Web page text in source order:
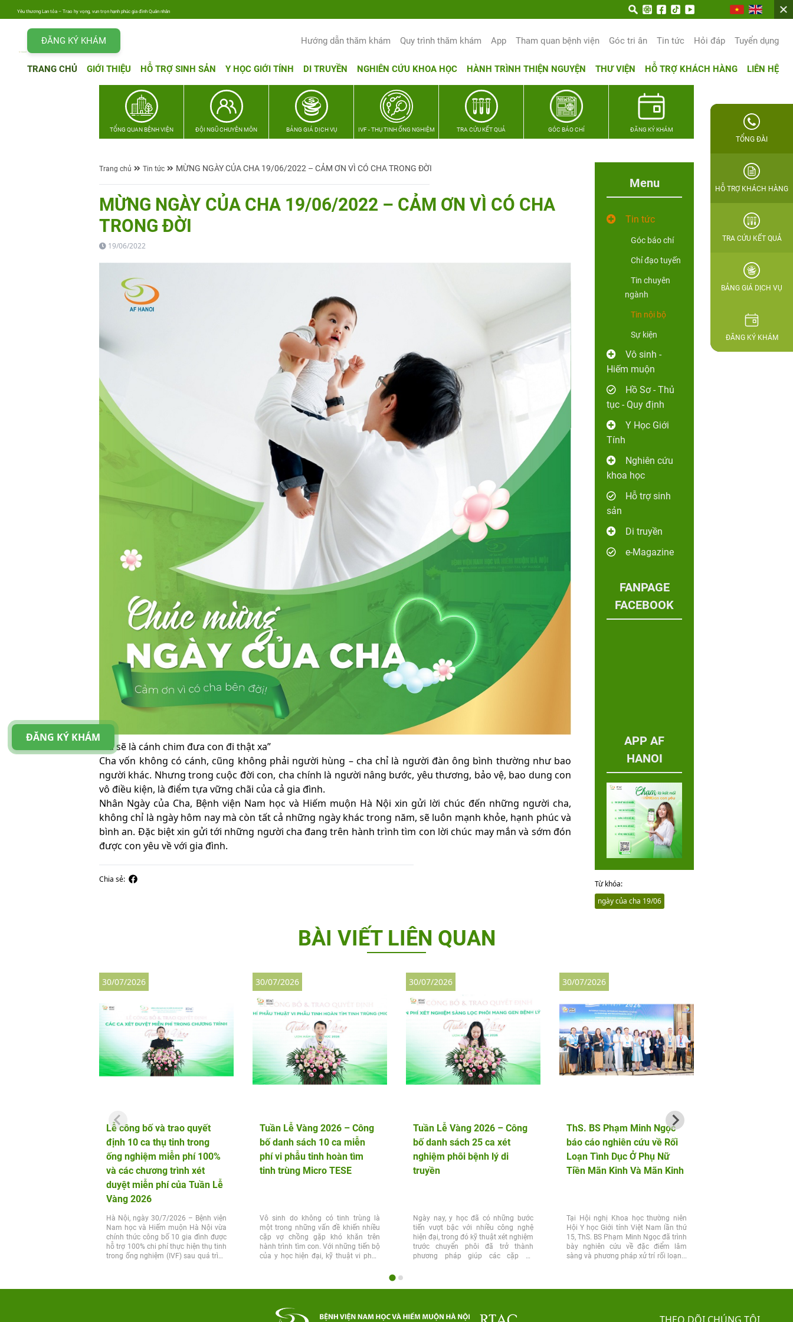
Yêu thương Lan tỏa – Trao hy vọng, vun trọn hạnh phúc gia đình Quân nhân
ĐĂNG KÝ KHÁM Hướng dẫn thăm khám Quy trình thăm khám App Tham quan bệnh viện Góc tri ân Tin tức Hỏi đáp Tuyển dụng
TRANG CHỦ GIỚI THIỆU HỖ TRỢ SINH SẢN Y HỌC GIỚI TÍNH DI TRUYỀN NGHIÊN CỨU KHOA HỌC HÀNH TRÌNH THIỆN NGUYỆN THƯ VIỆN HỖ TRỢ KHÁCH HÀNG LIÊN HỆ
TỔNG QUAN BỆNH VIỆN ĐỘI NGŨ CHUYÊN MÔN BẢNG GIÁ DỊCH VỤ IVF - THỤ TINH ỐNG NGHIỆM TRA CỨU KẾT QUẢ GÓC BÁO CHÍ ĐĂNG KÝ KHÁM
Trang chủ Tin tức MỪNG NGÀY CỦA CHA 19/06/2022 – CẢM ƠN VÌ CÓ CHA TRONG ĐỜI
MỪNG NGÀY CỦA CHA 19/06/2022 – CẢM ƠN VÌ CÓ CHA
TRONG ĐỜI
19/06/2022
“Ba sẽ là cánh chim đưa con đi thật xa”
Cha vốn không có cánh, cũng không phải người hùng – cha chỉ là người đàn ông bình thường như bao
người khác. Nhưng trong cuộc đời con, cha chính là người nâng bước, yêu thương, bảo vệ, bao dung con
vô điều kiện, là điểm tựa vững chãi của cả gia đình.
Nhân Ngày của Cha, Bệnh viện Nam học và Hiếm muộn Hà Nội xin gửi lời chúc đến những người cha,
không chỉ là ngày hôm nay mà còn tất cả những ngày khác trong năm, sẽ luôn mạnh khỏe, hạnh phúc và
bình an. Đặc biệt xin gửi tới những người cha đang trên hành trình tìm con lời chúc may mắn và sớm đón
được con yêu về với gia đình.
Chia sẻ:
Menu
Tin tức
Góc báo chí
Chỉ đạo tuyến
Tin chuyên
ngành
Tin nội bộ
Sự kiện
Vô sinh -
Hiếm muộn
Hồ Sơ - Thủ
tục - Quy định
Y Học Giới
Tính
Nghiên cứu
khoa học
Hỗ trợ sinh
sản
Di truyền
e-Magazine
FANPAGE
FACEBOOK
APP AF
HANOI
Từ khóa:
ngày của cha 19/06
BÀI VIẾT LIÊN QUAN
Lễ công bố và trao quyết
định 10 ca thụ tinh trong
ống nghiệm miễn phí 100%
và các chương trình xét
duyệt miễn phí của Tuần Lễ
Vàng 2026
Hà Nội, ngày 30/7/2026 – Bệnh viện
Nam học và Hiếm muộn Hà Nội vừa
chính thức công bố 10 gia đình được
hỗ trợ 100% chi phí thực hiện thụ tinh
trong ống nghiệm (IVF) sau quá trình
30/07/2026
Tuần Lễ Vàng 2026 – Công
bố danh sách 10 ca miễn
phí vi phẫu tinh hoàn tìm
tinh trùng Micro TESE
Vô sinh do không có tinh trùng là
một trong những vấn đề khiến nhiều
cặp vợ chồng gặp khó khăn trên
hành trình tìm con. Với những tiến bộ
của y học hiện đại, kỹ thuật vi phẫu
30/07/2026
Tuần Lễ Vàng 2026 – Công
bố danh sách 25 ca xét
nghiệm phôi bệnh lý di
truyền
Ngày nay, y học đã có những bước
tiến vượt bậc với nhiều công nghệ
hiện đại, trong đó kỹ thuật xét nghiệm
trước chuyển phôi đã trở thành
phương pháp giúp các cặp vợ
30/07/2026
ThS. BS Phạm Minh Ngọc
báo cáo nghiên cứu về Rối
Loạn Tình Dục Ở Phụ Nữ
Tiền Mãn Kinh Và Mãn Kinh
Tại Hội nghị Khoa học thường niên
Hội Y học Giới tính Việt Nam lần thứ
15, ThS. BS Phạm Minh Ngọc đã trình
bày nghiên cứu về đặc điểm lâm
sàng và phương pháp xử trí rối loạn...
30/07/2026
TỔNG ĐÀI
HỖ TRỢ KHÁCH HÀNG
TRA CỨU KẾT QUẢ
BẢNG GIÁ DỊCH VỤ
ĐĂNG KÝ KHÁM
ĐĂNG KÝ KHÁM